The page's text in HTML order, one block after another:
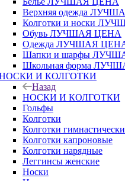
Верхняя одежда
Колготки и носки
Обувь ЛУЧШАЯ ЦЕНА
Одежда ЛУЧШАЯ
Шапки и шарфы
Школьная форма
И КОЛГОТКИ
Назад
НОСКИ И КОЛГОТКИ
Гольфы
Колготки
Колготки
Колготки капроновые
Колготки нарядные
Леггинсы женские
Носки